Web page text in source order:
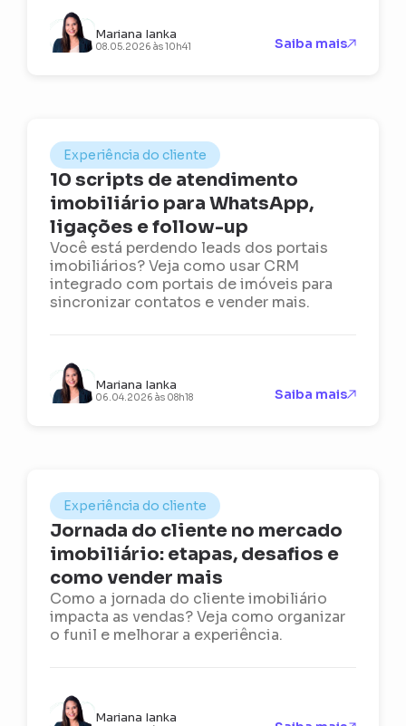
Mariana Ianka
08.05.2026 às 10h41 Saiba mais
Experiência do cliente
10 scripts de atendimento
imobiliário para WhatsApp,
ligações e follow-up
Você está perdendo leads dos portais
imobiliários? Veja como usar CRM
integrado com portais de imóveis para
sincronizar contatos e vender mais.
Mariana Ianka
06.04.2026 às 08h18 Saiba mais
Experiência do cliente
Jornada do cliente no mercado
imobiliário: etapas, desafios e
como vender mais
Como a jornada do cliente imobiliário
impacta as vendas? Veja como organizar
o funil e melhorar a experiência.
Mariana Ianka